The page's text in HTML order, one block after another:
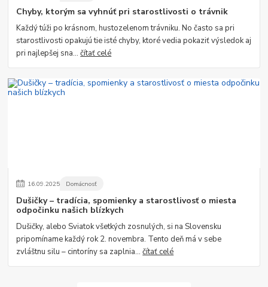
Chyby, ktorým sa vyhnúť pri starostlivosti o trávnik
Každý túži po krásnom, hustozelenom trávniku. No často sa pri
starostlivosti opakujú tie isté chyby, ktoré vedia pokaziť výsledok aj
pri najlepšej sna...čítať celé
16.09.2025 Domácnosť
Dušičky – tradícia, spomienky a starostlivosť o miesta
odpočinku našich blízkych
Dušičky, alebo Sviatok všetkých zosnulých, si na Slovensku
pripomíname každý rok 2. novembra. Tento deň má v sebe
zvláštnu silu – cintoríny sa zaplnia...čítať celé